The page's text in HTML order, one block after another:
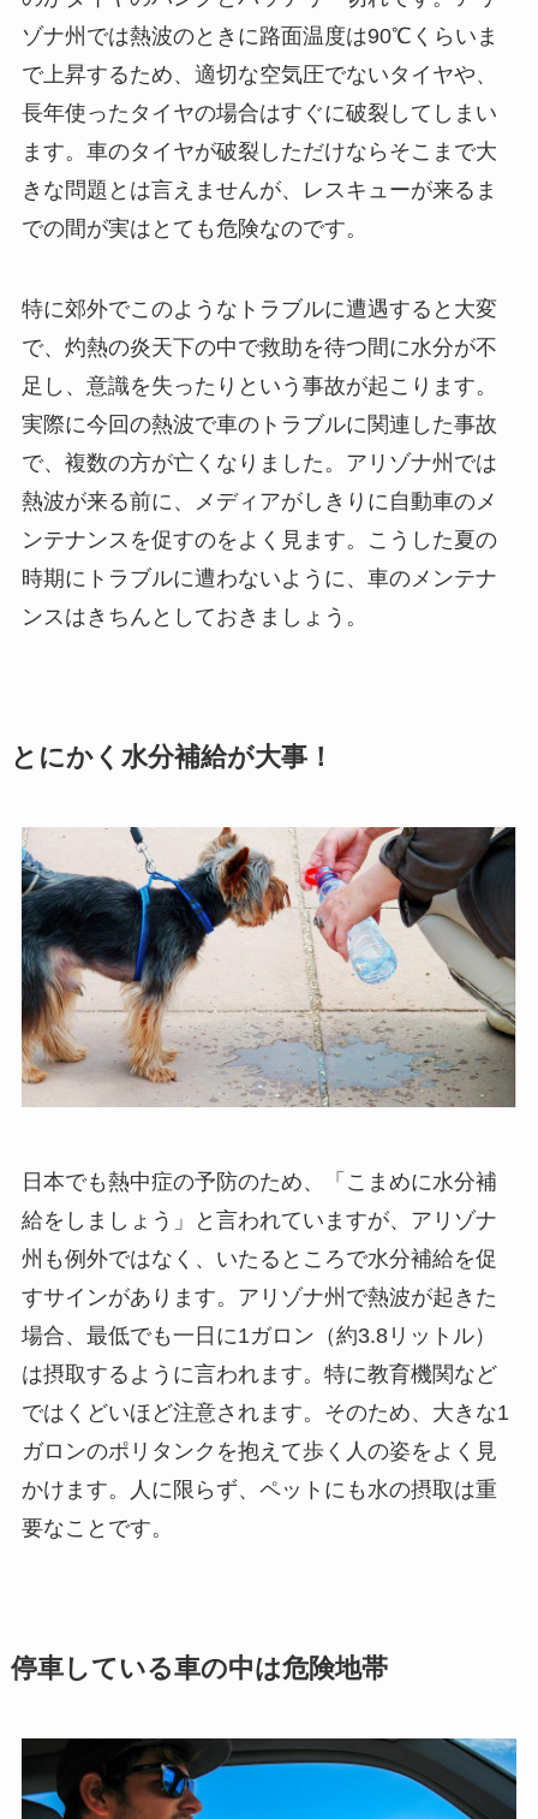
ゾナ州では熱波のときに路面温度は90℃くらいま
で上昇するため、適切な空気圧でないタイヤや、
長年使ったタイヤの場合はすぐに破裂してしまい
ます。車のタイヤが破裂しただけならそこまで大
きな問題とは言えませんが、レスキューが来るま
での間が実はとても危険なのです。
特に郊外でこのようなトラブルに遭遇すると大変
で、灼熱の炎天下の中で救助を待つ間に水分が不
足し、意識を失ったりという事故が起こります。
実際に今回の熱波で車のトラブルに関連した事故
で、複数の方が亡くなりました。アリゾナ州では
熱波が来る前に、メディアがしきりに自動車のメ
ンテナンスを促すのをよく見ます。こうした夏の
時期にトラブルに遭わないように、車のメンテナ
ンスはきちんとしておきましょう。
とにかく水分補給が大事！
日本でも熱中症の予防のため、「こまめに水分補
給をしましょう」と言われていますが、アリゾナ
州も例外ではなく、いたるところで水分補給を促
すサインがあります。アリゾナ州で熱波が起きた
場合、最低でも一日に1ガロン（約3.8リットル）
は摂取するように言われます。特に教育機関など
ではくどいほど注意されます。そのため、大きな1
ガロンのポリタンクを抱えて歩く人の姿をよく見
かけます。人に限らず、ペットにも水の摂取は重
要なことです。
停車している車の中は危険地帯